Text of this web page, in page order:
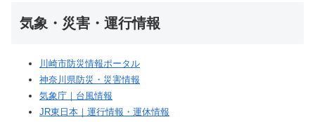
気象・災害・運行情報
川崎市防災情報ポータル
神奈川県防災・災害情報
気象庁｜台風情報
JR東日本｜運行情報・運休情報